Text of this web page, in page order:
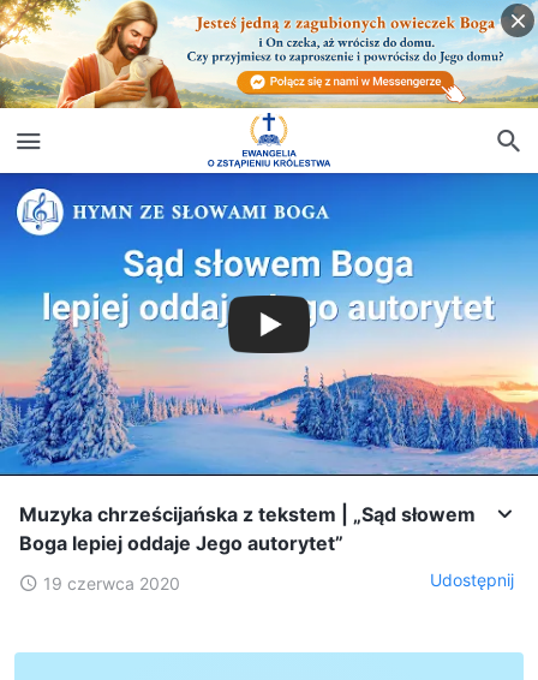
Muzyka chrześcijańska z tekstem | „Sąd słowem
Boga lepiej oddaje Jego autorytet”
19 czerwca 2020 Udostępnij